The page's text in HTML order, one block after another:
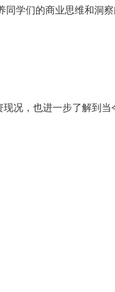
同学们的商业思维和洞
况，也进一步了解到